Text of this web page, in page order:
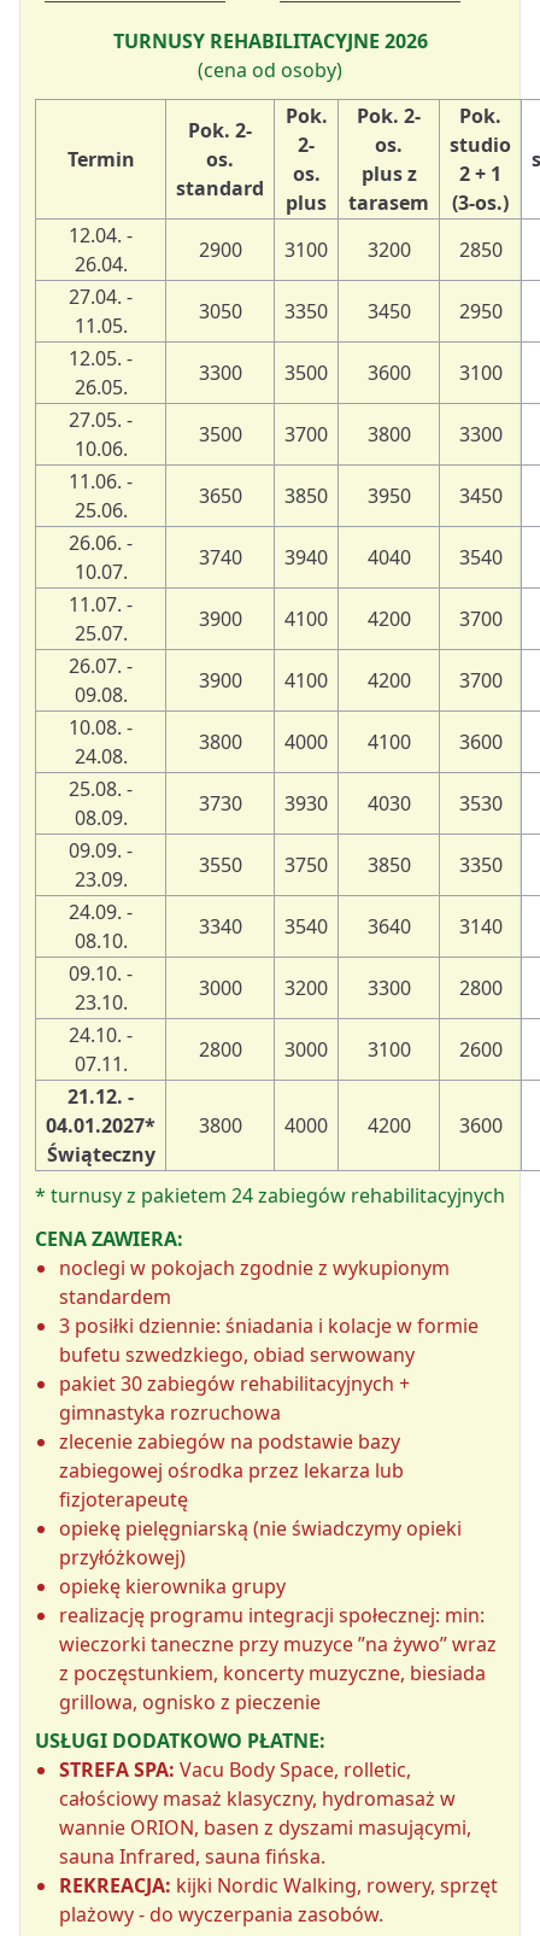
TURNUSY REHABILITACYJNE 2026
(cena od osoby)
Termin
Pok. 2-
os.
standard
Pok.
2-
os.
plus
Pok. 2-
os.
plus z
tarasem
Pok.
studio
2 + 1
(3-os.)
12.04. -
26.04.
2900 3100 3200
2850
27.04. -
11.05.
3050 3350 3450
2950
12.05. -
26.05.
3300 3500 3600
3100
27.05. -
10.06.
3500 3700 3800
3300
11.06. -
25.06.
3650 3850 3950
3450
26.06. -
10.07.
3740 3940 4040
3540
11.07. -
25.07.
3900 4100 4200
3700
26.07. -
09.08.
3900 4100 4200
3700
10.08. -
24.08.
3800 4000 4100
3600
25.08. -
08.09.
3730 3930 4030
3530
09.09. -
23.09.
3550 3750 3850
3350
24.09. -
08.10.
3340 3540 3640
3140
09.10. -
23.10.
3000 3200 3300
2800
24.10. -
07.11.
2800 3000 3100
2600
21.12. -
04.01.2027*
Świąteczny
3800 4000 4200 3600
* turnusy z pakietem 24 zabiegów rehabilitacyjnych
CENA ZAWIERA:
noclegi w pokojach zgodnie z wykupionym
standardem
3 posiłki dziennie: śniadania i kolacje w formie
bufetu szwedzkiego, obiad serwowany
pakiet 30 zabiegów rehabilitacyjnych +
gimnastyka rozruchowa
zlecenie zabiegów na podstawie bazy
zabiegowej ośrodka przez lekarza lub
fizjoterapeutę
opiekę pielęgniarską (nie świadczymy opieki
przyłóżkowej)
opiekę kierownika grupy
realizację programu integracji społecznej: min:
wieczorki taneczne przy muzyce ”na żywo” wraz
z poczęstunkiem, koncerty muzyczne, biesiada
grillowa, ognisko z pieczenie
USŁUGI DODATKOWO PŁATNE:
STREFA SPA: Vacu Body Space, rolletic,
całościowy masaż klasyczny, hydromasaż w
wannie ORION, basen z dyszami masującymi,
sauna Infrared, sauna fińska.
REKREACJA: kijki Nordic Walking, rowery, sprzęt
plażowy - do wyczerpania zasobów.